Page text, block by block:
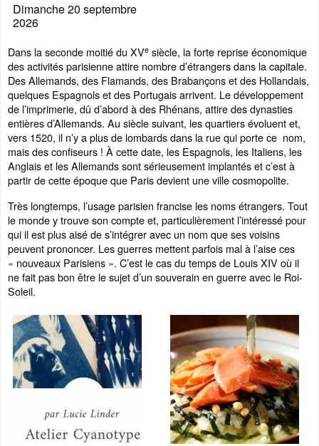
Dimanche 20 septembre
2026
Dans la seconde moitié du XVe siècle, la forte reprise économique
des activités parisienne attire nombre d’étrangers dans la capitale.
Des Allemands, des Flamands, des Brabançons et des Hollandais,
quelques Espagnols et des Portugais arrivent. Le développement
de l’imprimerie, dû d’abord à des Rhénans, attire des dynasties
entières d’Allemands. Au siècle suivant, les quartiers évoluent et,
vers 1520, il n’y a plus de lombards dans la rue qui porte ce nom,
mais des confiseurs ! À cette date, les Espagnols, les Italiens, les
Anglais et les Allemands sont sérieusement implantés et c’est à
partir de cette époque que Paris devient une ville cosmopolite.
Très longtemps, l’usage parisien francise les noms étrangers. Tout
le monde y trouve son compte et, particulièrement l’intéressé pour
qui il est plus aisé de s’intégrer avec un nom que ses voisins
peuvent prononcer. Les guerres mettent parfois mal à l’aise ces
« nouveaux Parisiens ». C’est le cas du temps de Louis XIV où il
ne fait pas bon être le sujet d’un souverain en guerre avec le Roi-
Soleil.